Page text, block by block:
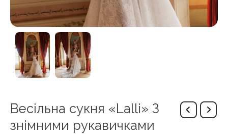
Весільна сукня «Lalli» З
знімними рукавичками